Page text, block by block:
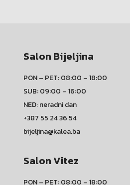
Salon Bijeljina
PON – PET: 08:00 – 18:00
SUB: 09:00 – 16:00
NED: neradni dan
+387 55 24 36 54
bijeljina@kalea.ba
Salon Vitez
PON – PET: 08:00 – 18:00